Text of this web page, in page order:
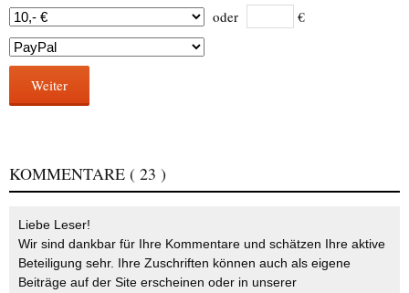
oder €
Weiter
KOMMENTARE ( 23 )
Liebe Leser!
Wir sind dankbar für Ihre Kommentare und schätzen Ihre aktive
Beteiligung sehr. Ihre Zuschriften können auch als eigene
Beiträge auf der Site erscheinen oder in unserer